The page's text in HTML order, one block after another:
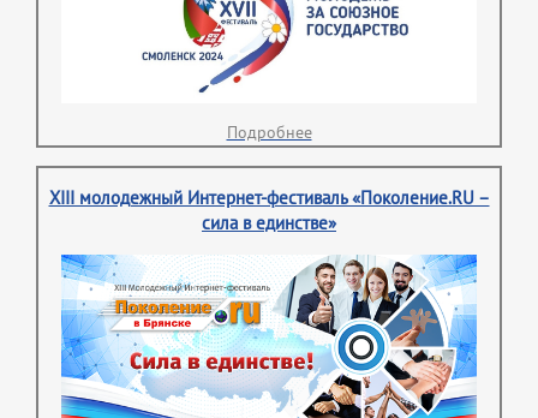
Подробнее
XIII молодежный Интернет-фестиваль «Поколение.RU –
сила в единстве»